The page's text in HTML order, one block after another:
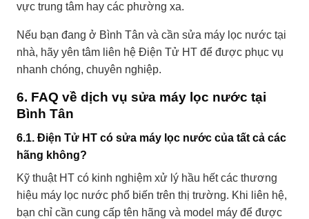
vực trung tâm hay các phường xa.
Nếu bạn đang ở Bình Tân và cần sửa máy lọc nước tại
nhà, hãy yên tâm liên hệ Điện Tử HT để được phục vụ
nhanh chóng, chuyên nghiệp.
6. FAQ về dịch vụ sửa máy lọc nước tại
Bình Tân
6.1. Điện Tử HT có sửa máy lọc nước của tất cả các
hãng không?
Kỹ thuật HT có kinh nghiệm xử lý hầu hết các thương
hiệu máy lọc nước phổ biến trên thị trường. Khi liên hệ,
bạn chỉ cần cung cấp tên hãng và model máy để được